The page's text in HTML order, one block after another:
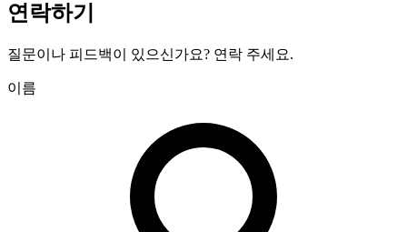
연락하기
질문이나 피드백이 있으신가요? 연락 주세요.
이름